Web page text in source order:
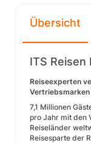
Übersicht
ITS Reisen
Reiseexperten
Vertriebsmarken
7,1 Millionen
pro Jahr mit den
Reiseländer
Reisesparte der